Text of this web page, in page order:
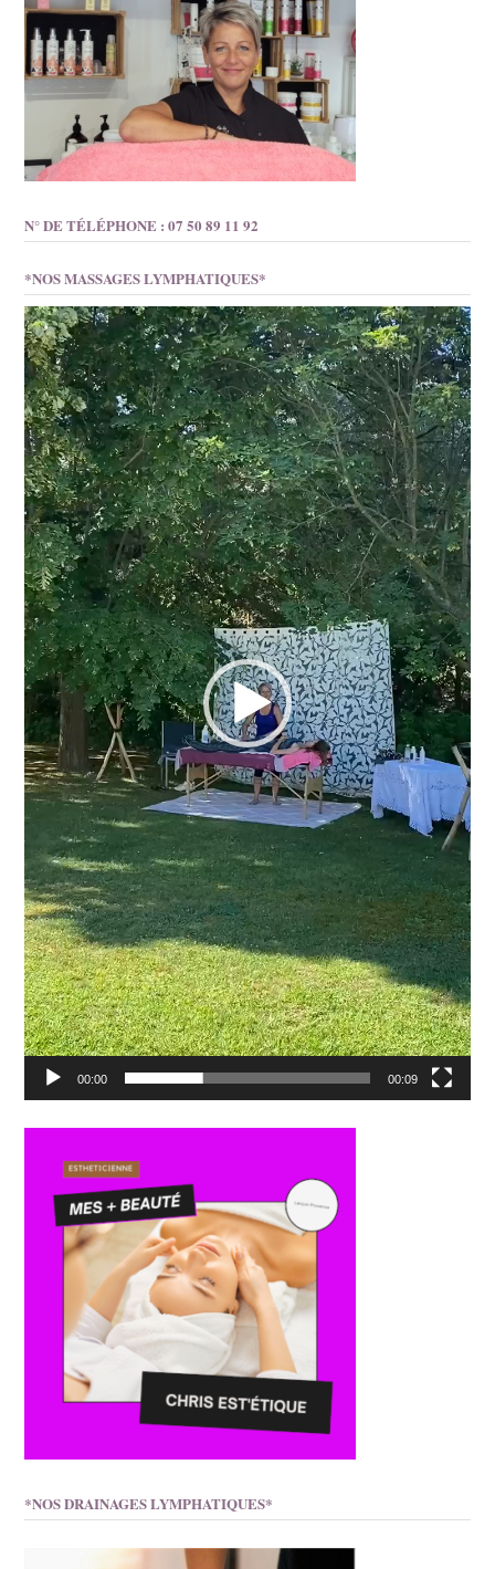
N° DE TÉLÉPHONE : 07 50 89 11 92
*NOS MASSAGES LYMPHATIQUES*
Lecteur
vidéo
00:00 00:09
*NOS DRAINAGES LYMPHATIQUES*